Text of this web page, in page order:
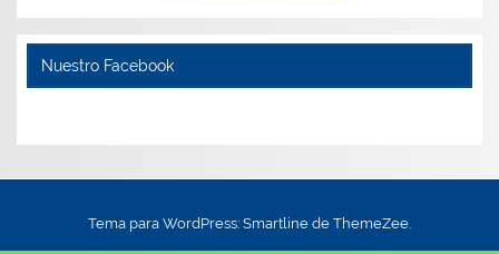
Nuestro Facebook
Tema para WordPress: Smartline de ThemeZee.